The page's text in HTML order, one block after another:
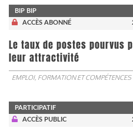
BIP BIP
ACCÈS ABONNÉ
Le taux de postes
leur attractivité
EMPLOI, FORMATION ET COMPÉTENCES
PARTICIPATIF
ACCÈS PUBLIC